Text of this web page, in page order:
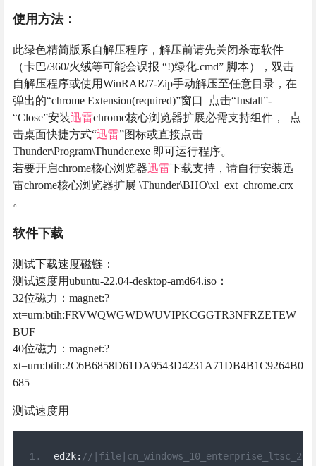
使用方法：
此绿色精简版系自解压程序，解压前请先关闭杀毒软件
（卡巴/360/火绒等可能会误报 “!)绿化.cmd” 脚本），双击
自解压程序或使用WinRAR/7-Zip手动解压至任意目录，在
弹出的“chrome Extension(required)”窗口 点击“Install”-
“Close”安装迅雷chrome核心浏览器扩展必需支持组件， 点
击桌面快捷方式“迅雷”图标或直接点击
Thunder\Program\Thunder.exe 即可运行程序。
若要开启chrome核心浏览器迅雷下载支持，请自行安装迅
雷chrome核心浏览器扩展 \Thunder\BHO\xl_ext_chrome.crx
。
软件下载
测试下载速度磁链：
测试速度用ubuntu-22.04-desktop-amd64.iso：
32位磁力：magnet:?
xt=urn:btih:FRVWQWGWDWUVIPKCGGTR3NFRZETEW
BUF
40位磁力：magnet:?
xt=urn:btih:2C6B6858D61DA9543D4231A71DB4B1C9264B0
685
测试速度用
ed2k: //